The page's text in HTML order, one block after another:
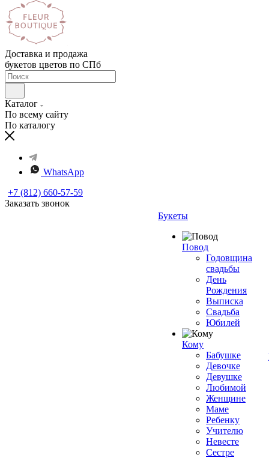
Доставка и продажа
букетов цветов по СПб
Каталог
По всему сайту
По каталогу
WhatsApp
+7 (812) 660-57-59
Заказать звонок
Букеты
Повод
Годовщина
свадьбы
День
Рождения
Выписка
Свадьба
Юбилей
Кому
Бабушке
Девочке
Девушке
Любимой
Женщине
Маме
Ребенку
Учителю
Невесте
Сестре